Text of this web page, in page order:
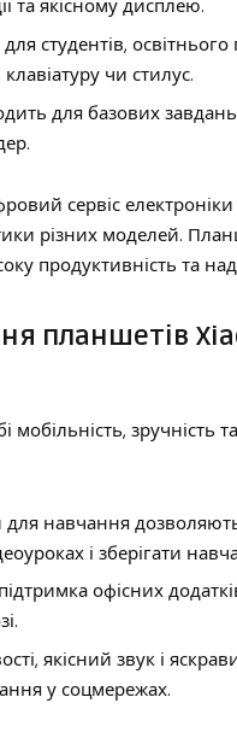
та якісному дисплею.
студентів,
чи стилус.
для базових
сервіс
різних моделей.
продуктивність та
планшетів
зручність
для навчання
і зберігати
офісних
якісний звук і
у соцмережах.